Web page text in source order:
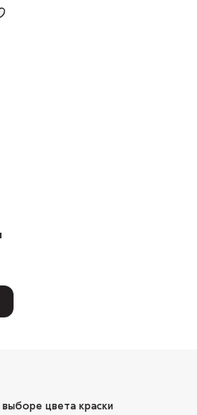
цвета краски